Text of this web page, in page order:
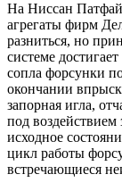
На Ниссан
агрегаты фирм
разниться, но
системе
сопла форсунки
окончании
запорная игла,
под
исходное
цикл работы
встречающиеся